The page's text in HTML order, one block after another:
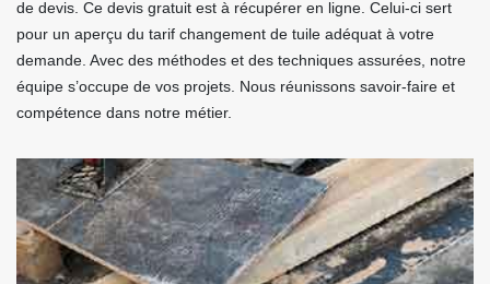
de devis. Ce devis gratuit est à récupérer en ligne. Celui-ci sert
pour un aperçu du tarif changement de tuile adéquat à votre
demande. Avec des méthodes et des techniques assurées, notre
équipe s’occupe de vos projets. Nous réunissons savoir-faire et
compétence dans notre métier.